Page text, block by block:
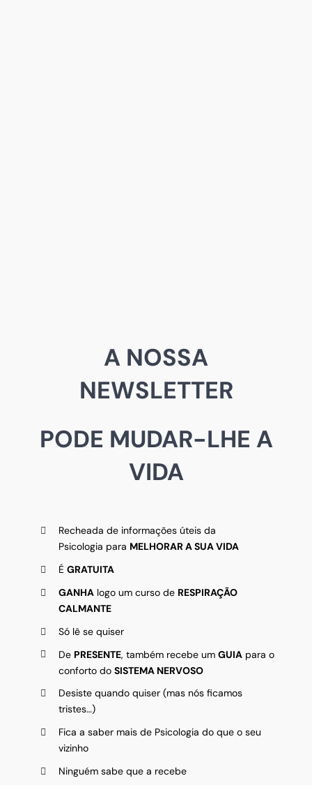
A NOSSA
NEWSLETTER
PODE MUDAR-LHE A
VIDA
Recheada de informações úteis da
Psicologia para MELHORAR A SUA VIDA
É GRATUITA
GANHAlogo um curso de RESPIRAÇÃO
CALMANTE
Só lê se quiser
De PRESENTE, também recebe um GUIA para o
conforto do SISTEMA NERVOSO
Desiste quando quiser (mas nós ficamos
tristes…)
Fica a saber mais de Psicologia do que o seu
vizinho
Ninguém sabe que a recebe